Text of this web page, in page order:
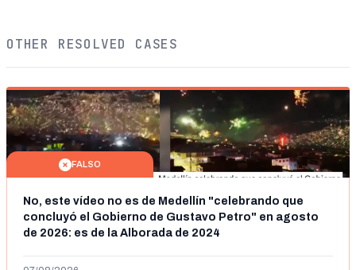
OTHER RESOLVED CASES
FALSO
No, este vídeo no es de Medellín "celebrando que
concluyó el Gobierno de Gustavo Petro" en agosto
de 2026: es de la Alborada de 2024